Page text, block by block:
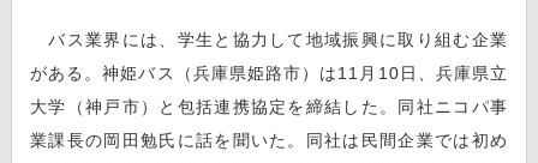
バス業界には、学生と協力して地域振興に取り組む企業
がある。神姫バス（兵庫県姫路市）は11月10日、兵庫県立
大学（神戸市）と包括連携協定を締結した。同社ニコパ事
業課長の岡田勉氏に話を聞いた。同社は民間企業では初め